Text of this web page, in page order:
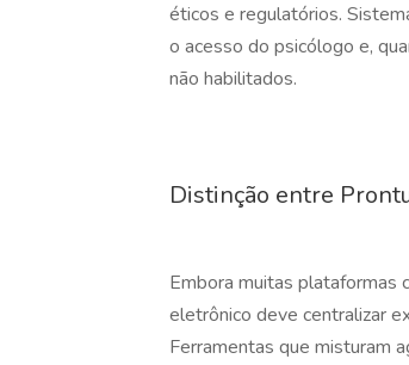
éticos e regulatórios.
o acesso do psicólogo e,
não habilitados.
Distinção entre
Embora muitas plataformas
eletrônico deve centralizar
Ferramentas que misturam